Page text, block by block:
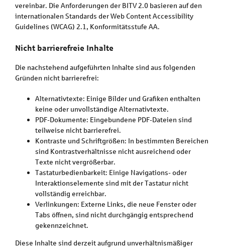
vereinbar. Die Anforderungen der BITV 2.0 basieren auf den
internationalen Standards der Web Content Accessibility
Guidelines (WCAG) 2.1, Konformitätsstufe AA.
Nicht barrierefreie Inhalte
Die nachstehend aufgeführten Inhalte sind aus folgenden
Gründen nicht barrierefrei:
Alternativtexte: Einige Bilder und Grafiken enthalten
keine oder unvollständige Alternativtexte.
PDF-Dokumente: Eingebundene PDF-Dateien sind
teilweise nicht barrierefrei.
Kontraste und Schriftgrößen: In bestimmten Bereichen
sind Kontrastverhältnisse nicht ausreichend oder
Texte nicht vergrößerbar.
Tastaturbedienbarkeit: Einige Navigations- oder
Interaktionselemente sind mit der Tastatur nicht
vollständig erreichbar.
Verlinkungen: Externe Links, die neue Fenster oder
Tabs öffnen, sind nicht durchgängig entsprechend
gekennzeichnet.
Diese Inhalte sind derzeit aufgrund unverhältnismäßiger